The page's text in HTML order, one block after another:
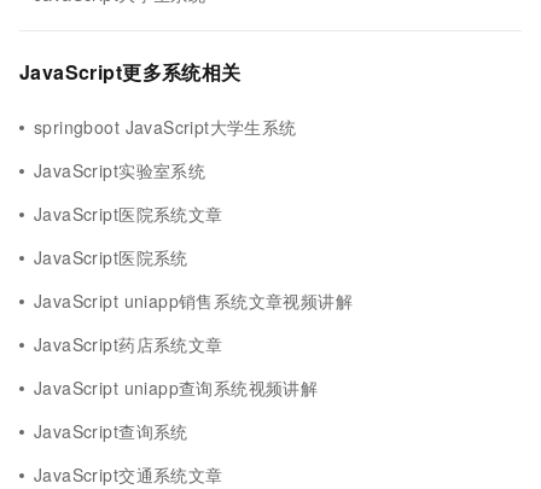
JavaScript更多系统相关
springboot JavaScript大学生系统
JavaScript实验室系统
JavaScript医院系统文章
JavaScript医院系统
JavaScript uniapp销售系统文章视频讲解
JavaScript药店系统文章
JavaScript uniapp查询系统视频讲解
JavaScript查询系统
JavaScript交通系统文章